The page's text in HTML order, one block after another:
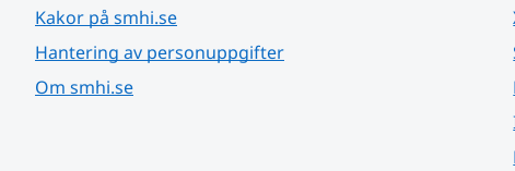
Kakor på smhi.se
Hantering av personuppgifter
Om smhi.se